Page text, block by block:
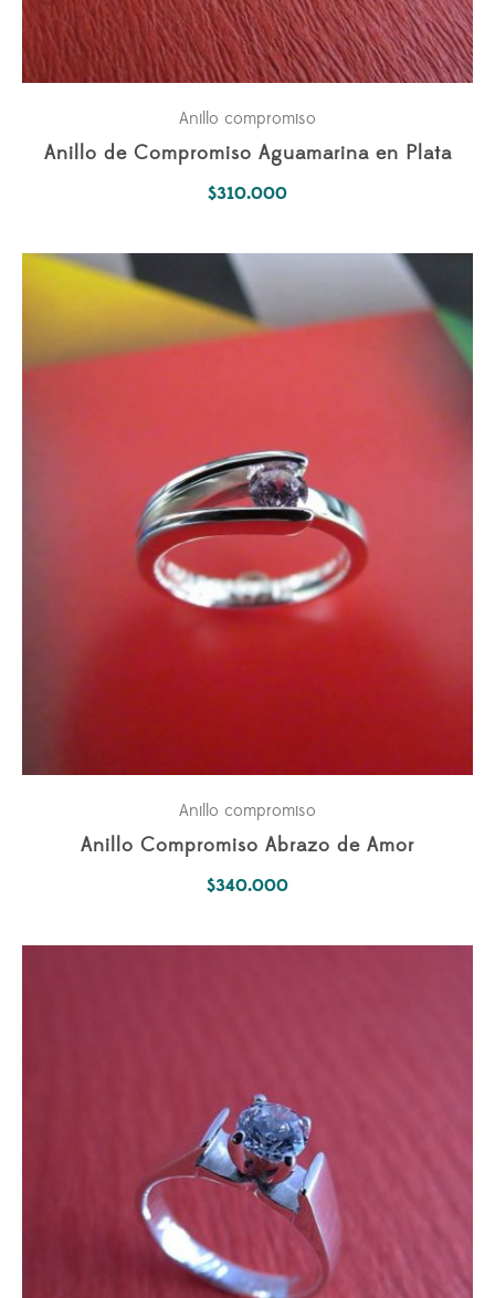
Anillo compromiso
Anillo de Compromiso Aguamarina en Plata
$310.000
Anillo compromiso
Anillo Compromiso Abrazo de Amor
$340.000